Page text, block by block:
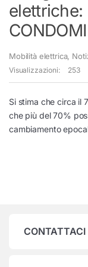
elettriche:
Mobilità elettrica,
Visualizzazioni: 253
Si stima che circa il
che più del 70%
cambiamento
CONTATTACI